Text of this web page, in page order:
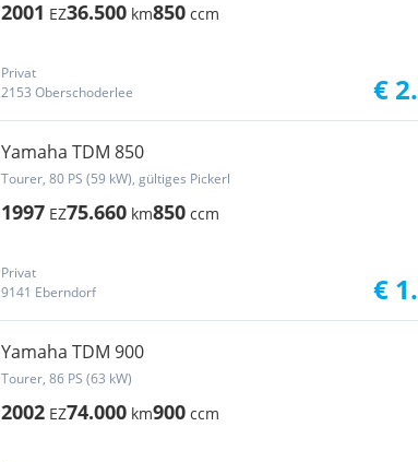
2001 EZ36.500 km850 ccm
Privat
2153 Oberschoderlee
€
Yamaha TDM 850
Tourer, 80 PS (59 kW), gültiges Pickerl
1997 EZ75.660 km850 ccm
Privat
9141 Eberndorf
€
Yamaha TDM 900
Tourer, 86 PS (63 kW)
2002 EZ74.000 km900 ccm